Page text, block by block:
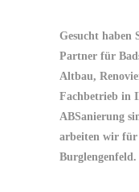
Gesucht haben
Partner für
Altbau,
Fachbetrieb in
ABSanierung
arbeiten wir für
Burglengenfeld.